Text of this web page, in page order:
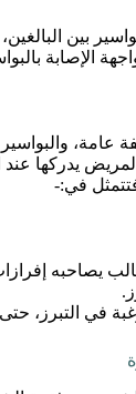
بين البالغين،
الإصابة
عامة،
المريض يدركها
في:-
يصاحبه
في التبرز، حتى